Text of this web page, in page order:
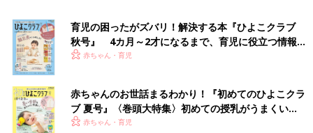
お母さんも入院中でしたが、生後4日目に翔馬くんの入院先へ行きました。
――出産はどんな様子でしたか？
育児の困ったがズバリ！解決する本『ひよこクラブ
秋号』 4カ月～2才になるまで、育児に役立つ情報が
いっぱい！
赤ちゃん・育児
赤ちゃんのお世話まるわかり！『初めてのひよこクラ
ブ 夏号』〈巻頭大特集〉初めての授乳がうまくい
く！ おっぱい・ミルクの基本と夏のトラブル 解決テ
赤ちゃん・育児